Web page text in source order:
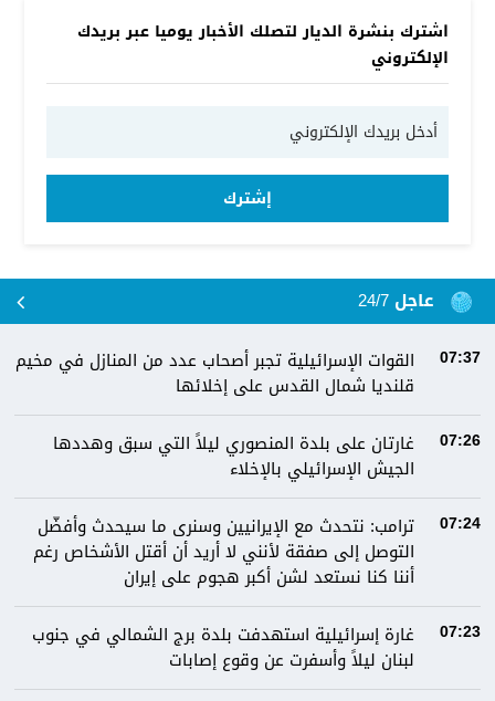
اشترك بنشرة الديار لتصلك الأخبار يوميا عبر بريدك
الإلكتروني
إشترك
عاجل 24/7
07:37
القوات الإسرائيلية تجبر أصحاب عدد من المنازل في مخيم
قلنديا شمال القدس على إخلائها
07:26
غارتان على بلدة المنصوري ليلاً التي سبق وهددها
الجيش الإسرائيلي بالإخلاء
07:24
ترامب: نتحدث مع الإيرانيين وسنرى ما سيحدث وأفضّل
التوصل إلى صفقة لأنني لا أريد أن أقتل الأشخاص رغم
أننا كنا نستعد لشن أكبر هجوم على إيران
07:23
غارة إسرائيلية استهدفت بلدة برج الشمالي في جنوب
لبنان ليلاً وأسفرت عن وقوع إصابات